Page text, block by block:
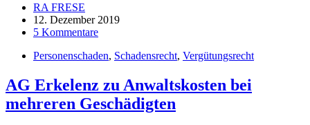
RA FRESE
12. Dezember 2019
5 Kommentare
Personenschaden, Schadensrecht, Vergütungsrecht
AG Erkelenz zu Anwaltskosten bei
mehreren Geschädigten